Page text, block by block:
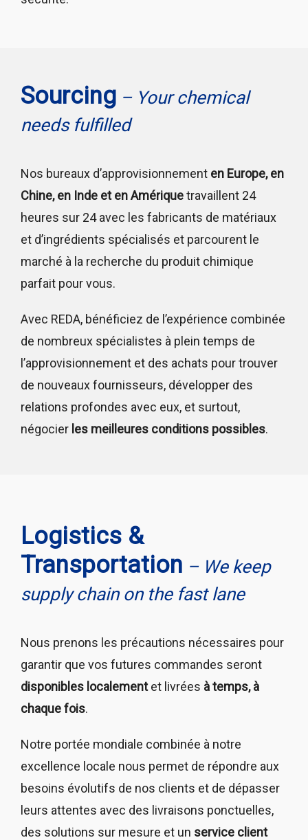
Sourcing – Your chemical
needs fulfilled
Nos bureaux d’approvisionnement en Europe, en
Chine, en Inde et en Amériquetravaillent 24
heures sur 24 avec les fabricants de matériaux
et d’ingrédients spécialisés et parcourent le
marché à la recherche du produit chimique
parfait pour vous.
Avec REDA, bénéficiez de l’expérience combinée
de nombreux spécialistes à plein temps de
l’approvisionnement et des achats pour trouver
de nouveaux fournisseurs, développer des
relations profondes avec eux, et surtout,
négocier les meilleures conditions possibles.
Logistics &
Transportation – We keep
supply chain on the fast lane
Nous prenons les précautions nécessaires pour
garantir que vos futures commandes seront
disponibles localementet livrées à temps, à
chaque fois.
Notre portée mondiale combinée à notre
excellence locale nous permet de répondre aux
besoins évolutifs de nos clients et de dépasser
leurs attentes avec des livraisons ponctuelles,
des solutions sur mesure et un service client